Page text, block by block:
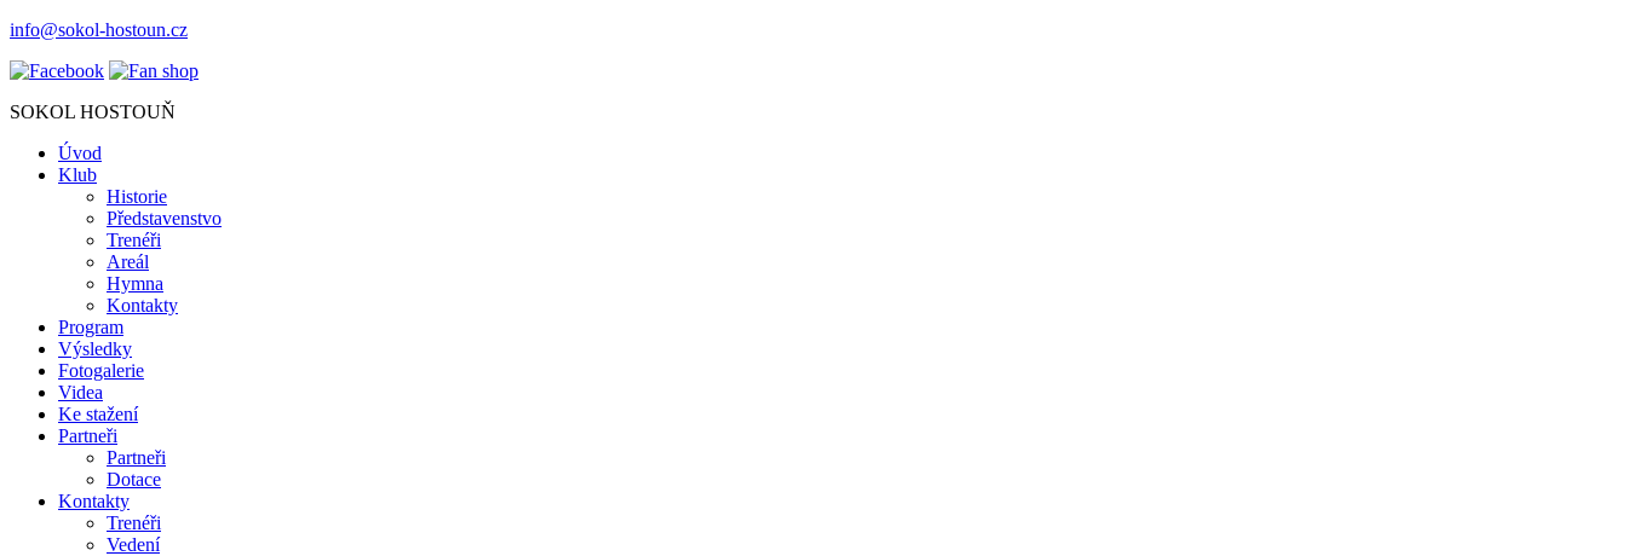
info@sokol-hostoun.cz
SOKOL HOSTOUŇ
Úvod
Klub
Historie
Představenstvo
Trenéři
Areál
Hymna
Kontakty
Program
Výsledky
Fotogalerie
Videa
Ke stažení
Partneři
Partneři
Dotace
Kontakty
Trenéři
Vedení